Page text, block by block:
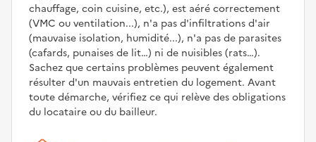
chauffage, coin cuisine, etc.), est aéré correctement
(VMC ou ventilation...), n'a pas d'infiltrations d'air
(mauvaise isolation, humidité...), n'a pas de parasites
(cafards, punaises de lit…) ni de nuisibles (rats…).
Sachez que certains problèmes peuvent également
résulter d'un mauvais entretien du logement. Avant
toute démarche, vérifiez ce qui relève des obligations
du locataire ou du bailleur.